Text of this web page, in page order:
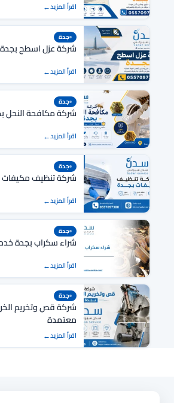
اقرأ المزيد
جدة
شركة عزل اسطح بجدة
اقرأ المزيد
جدة
شركة مكافحة النحل
اقرأ المزيد
جدة
شركة تنظيف مكيفات
اقرأ المزيد
جدة
شراء سكراب بجدة خدمة 24
اقرأ المزيد
جدة
شركة قص وتخريم
معتمدة
اقرأ المزيد